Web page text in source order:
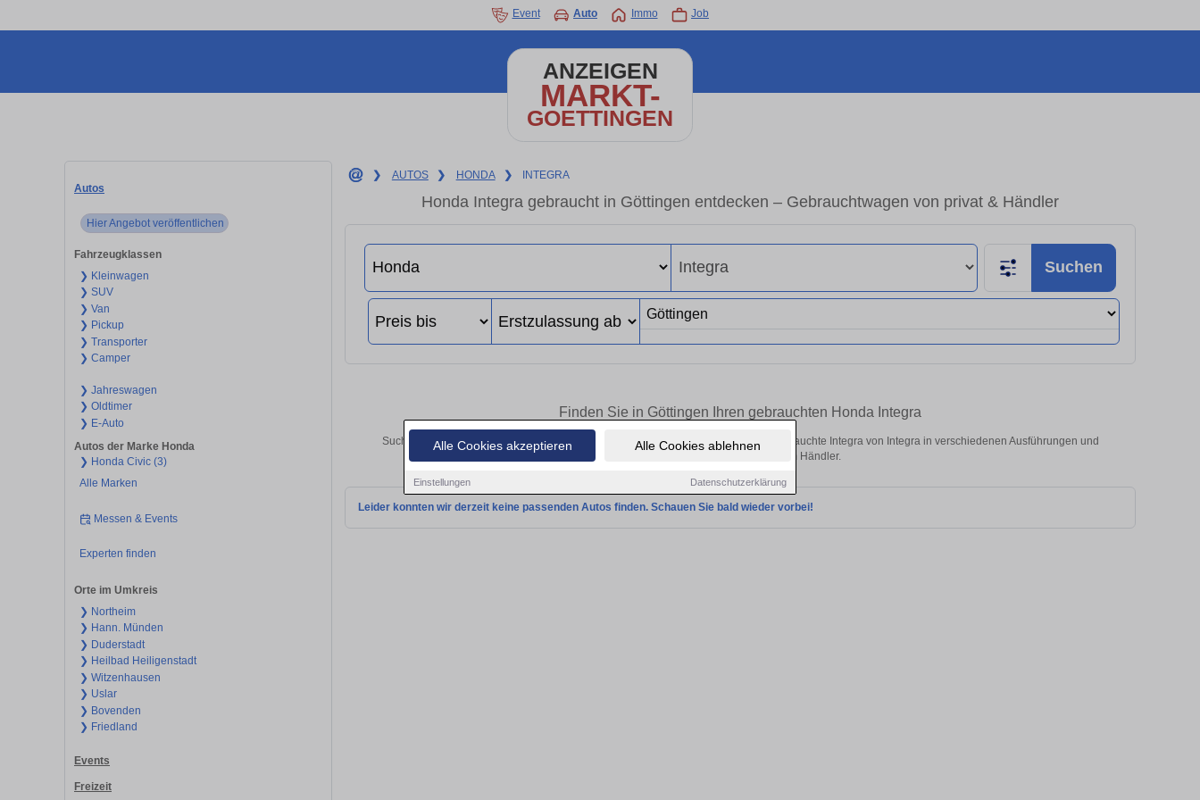
Alle Cookies akzeptieren Alle Cookies ablehnen
Einstellungen Datenschutzerklärung
Event Auto Immo Job
ANZEIGEN
MARKT-
GOETTINGEN
Autos
Hier Angebot veröffentlichen
Fahrzeugklassen
❯ Kleinwagen
❯ SUV
❯ Van
❯ Pickup
❯ Transporter
❯ Camper
❯ Jahreswagen
❯ Oldtimer
❯ E-Auto
Autos der Marke Honda
❯ Honda Civic (3)
Alle Marken
Messen & Events
Experten finden
Orte im Umkreis
❯ Northeim
❯ Hann. Münden
❯ Duderstadt
❯ Heilbad Heiligenstadt
❯ Witzenhausen
❯ Uslar
❯ Bovenden
❯ Friedland
Events
Freizeit
❯ AUTOS ❯ HONDA ❯ INTEGRA
Honda Integra gebraucht in Göttingen entdecken – Gebrauchtwagen von privat & Händler
Suchen
Finden Sie in Göttingen Ihren gebrauchten Honda Integra
Suchen Sie in Göttingen einen Honda Integra Gebrauchtwagen? Entdecken Sie gebrauchte Integra von Integra in verschiedenen Ausführungen und
Preisklassen von privat und vom Händler.
Leider konnten wir derzeit keine passenden Autos finden. Schauen Sie bald wieder vorbei!